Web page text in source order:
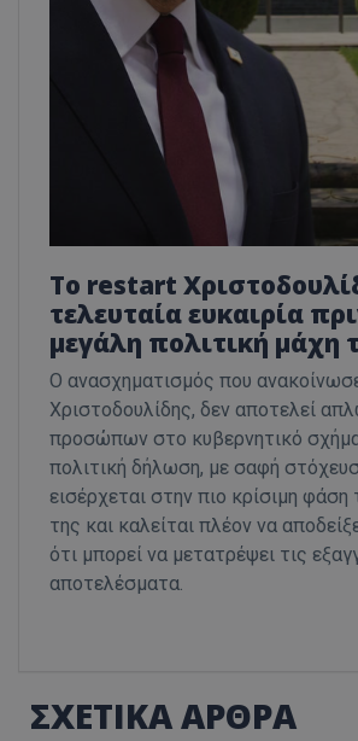
Το restart
τελευταία ευκαιρία
μεγάλη πολιτική μάχη
Ο ανασχηματισμός που
Χριστοδουλίδης, δεν αποτελεί
προσώπων στο κυβερνητικό σχήμα.
πολιτική δήλωση, με σαφή
εισέρχεται στην πιο κρίσιμη φάση
της και καλείται πλέον να
ότι μπορεί να μετατρέψει τις
αποτελέσματα.
ΣΧΕΤΙΚΑ ΑΡΘΡΑ